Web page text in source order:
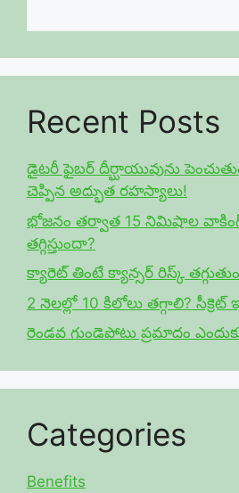
Recent Posts
డైటరీ ఫైబర్ దీర్ఘాయువును
చెప్పిన అద్భుత రహస్యాలు!
భోజనం తర్వాత 15 నిమిషాల
తగ్గిస్తుందా?
క్యారెట్ తింటే క్యాన్సర్ రిస్క్
2 నెలల్లో 10 కిలోలు తగ్గాలి? సీక్రెట్
రెండవ గుండెపోటు ప్రమాదం
Categories
Benefits